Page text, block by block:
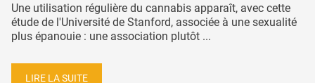
Une utilisation régulière du cannabis apparaît, avec cette
étude de l'Université de Stanford, associée à une sexualité
plus épanouie : une association plutôt ...
LIRE LA SUITE